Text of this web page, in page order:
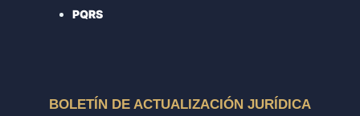
PQRS
BOLETÍN DE ACTUALIZACIÓN JURÍDICA